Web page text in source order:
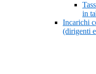
in
Incarichi
(dirigenti